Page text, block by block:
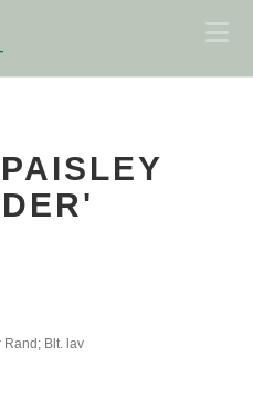
Rand; Blt. lav